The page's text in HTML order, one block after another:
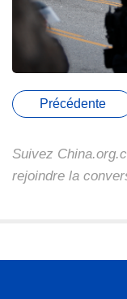
Précédente
Suivez
rejoindre la